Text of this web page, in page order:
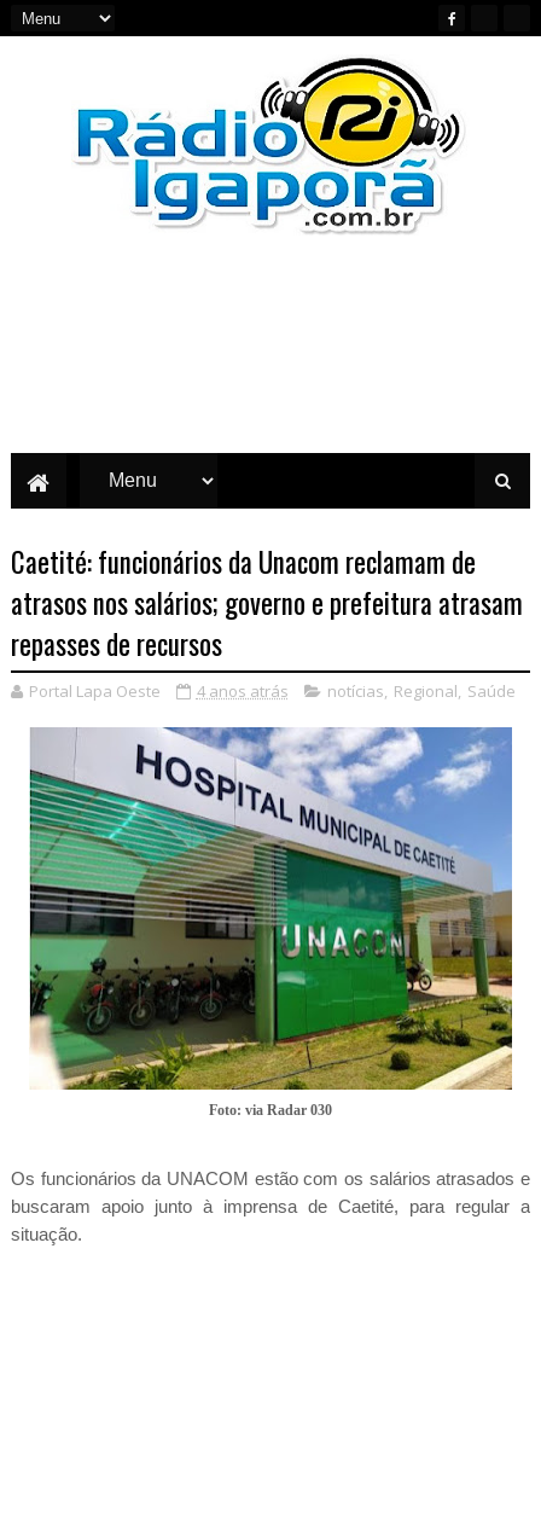
Caetité: funcionários da Unacom reclamam de
atrasos nos salários; governo e prefeitura atrasam
repasses de recursos
Portal Lapa Oeste 4 anos atrás notícias, Regional, Saúde
Foto: via Radar 030
Os funcionários da UNACOM estão com os salários atrasados e
buscaram apoio junto à imprensa de Caetité, para regular a
situação.